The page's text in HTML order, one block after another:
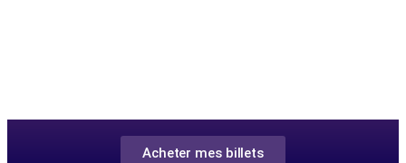
Acheter mes billets